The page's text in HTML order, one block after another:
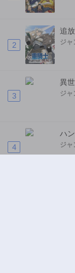
2
追
ジャ
3
異
です
ジャ
4
ハ
ジャ